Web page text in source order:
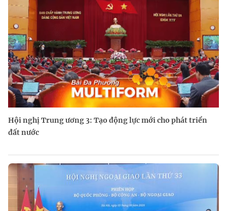
Hội nghị Trung ương 3: Tạo động lực mới cho phát triển
đất nước